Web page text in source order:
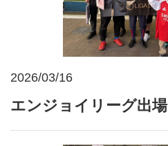
2026/03/16
エンジョイリーグ出場